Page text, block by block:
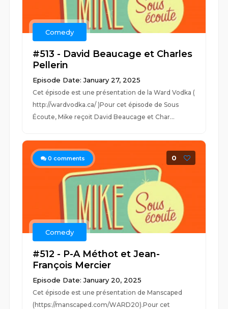
Comedy
#513 - David Beaucage et Charles
Pellerin
Episode Date: January 27, 2025
Cet épisode est une présentation de la Ward Vodka (
http://wardvodka.ca/ )Pour cet épisode de Sous
Écoute, Mike reçoit David Beaucage et Char...
0 comments 0
Comedy
#512 - P-A Méthot et Jean-
François Mercier
Episode Date: January 20, 2025
Cet épisode est une présentation de Manscaped
(https://manscaped.com/WARD20).Pour cet